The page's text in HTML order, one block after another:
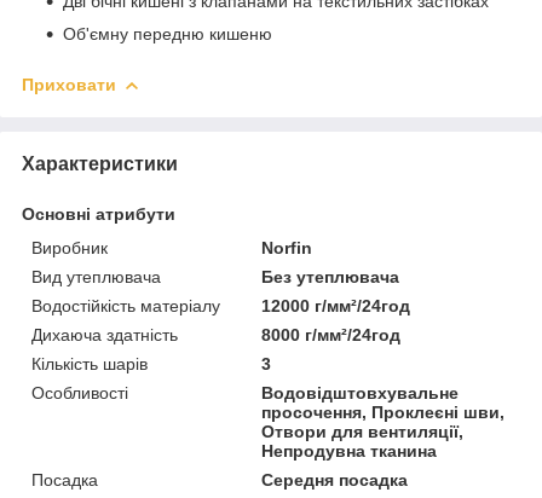
Об'ємну передню кишеню
Приховати
Характеристики
Основні атрибути
Виробник
Norfin
Вид утеплювача
Без утеплювача
Водостійкість матеріалу
12000 г/мм²/24год
Дихаюча здатність
8000 г/мм²/24год
Кількість шарів
3
Особливості
Водовідштовхувальне
просочення, Проклеєні шви,
Отвори для вентиляції,
Непродувна тканина
Посадка
Середня посадка